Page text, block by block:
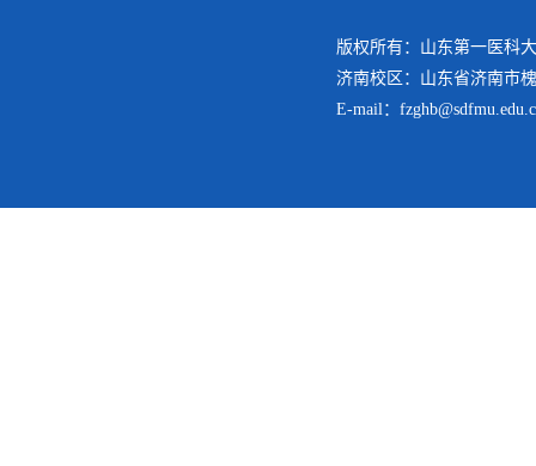
版权所有：山东第一医科
济南校区：山东省济南市
E-mail：